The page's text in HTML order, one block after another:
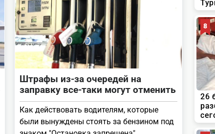
Штрафы из-за очередей на
заправку все-таки могут отменить
Как действовать водителям, которые
были вынуждены стоять за бензином под